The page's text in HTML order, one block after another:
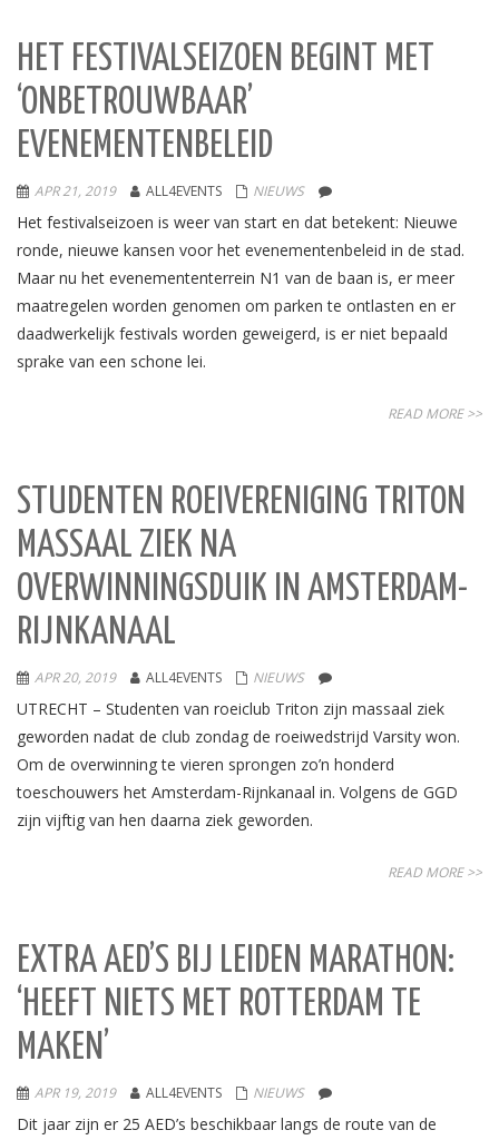
HET FESTIVALSEIZOEN BEGINT MET
‘ONBETROUWBAAR’
EVENEMENTENBELEID
APR 21, 2019 ALL4EVENTS NIEUWS
Het festivalseizoen is weer van start en dat betekent: Nieuwe
ronde, nieuwe kansen voor het evenementenbeleid in de stad.
Maar nu het evenemententerrein N1 van de baan is, er meer
maatregelen worden genomen om parken te ontlasten en er
daadwerkelijk festivals worden geweigerd, is er niet bepaald
sprake van een schone lei.
READ MORE >>
STUDENTEN ROEIVERENIGING TRITON
MASSAAL ZIEK NA
OVERWINNINGSDUIK IN AMSTERDAM-
RIJNKANAAL
APR 20, 2019 ALL4EVENTS NIEUWS
UTRECHT – Studenten van roeiclub Triton zijn massaal ziek
geworden nadat de club zondag de roeiwedstrijd Varsity won.
Om de overwinning te vieren sprongen zo’n honderd
toeschouwers het Amsterdam-Rijnkanaal in. Volgens de GGD
zijn vijftig van hen daarna ziek geworden.
READ MORE >>
EXTRA AED’S BIJ LEIDEN MARATHON:
‘HEEFT NIETS MET ROTTERDAM TE
MAKEN’
APR 19, 2019 ALL4EVENTS NIEUWS
Dit jaar zijn er 25 AED’s beschikbaar langs de route van de